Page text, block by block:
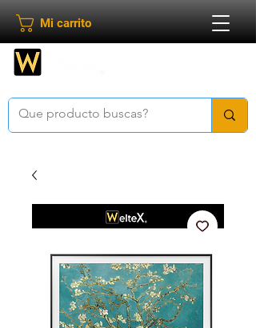
Mi carrito